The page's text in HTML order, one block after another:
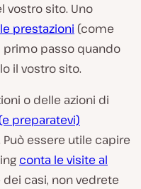
vostro sito. Uno
prestazioni (come
passo quando
il vostro sito.
o delle azioni di
(e preparatevi)
Può essere utile capire
conta le visite al
casi, non vedrete